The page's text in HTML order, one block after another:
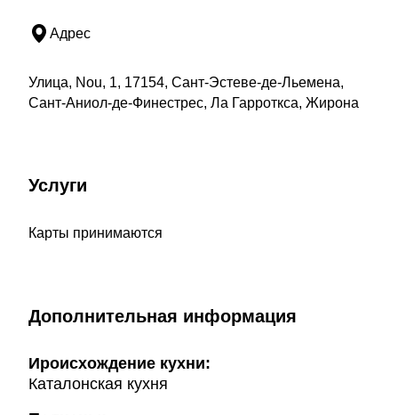
Адрес
Улица, Nou, 1, 17154, Сант-Эстеве-де-Льемена,
Сант-Аниол-де-Финестрес, Ла Гарроткса, Жирона
Услуги
Карты принимаются
Дополнительная информация
Ироисхождение кухни:
Каталонская кухня